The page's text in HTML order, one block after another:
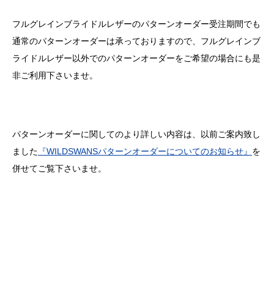
フルグレインブライドルレザーのパターンオーダー受注期間でも
通常のパターンオーダーは承っておりますので、フルグレインブ
ライドルレザー以外でのパターンオーダーをご希望の場合にも是
非ご利用下さいませ。
パターンオーダーに関してのより詳しい内容は、以前ご案内致し
ました 『WILDSWANSパターンオーダーについてのお知らせ』 を
併せてご覧下さいませ。